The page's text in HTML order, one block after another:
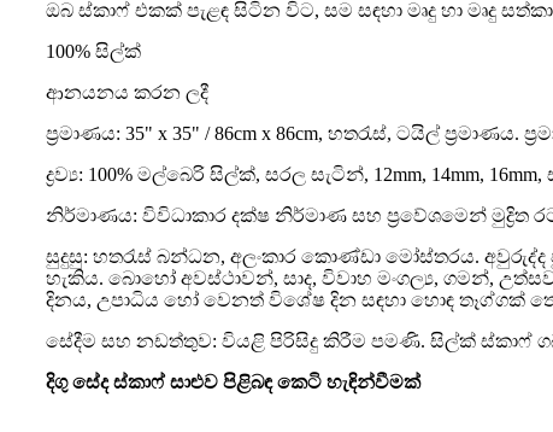
ඔබ ස්කාෆ් එකක් පැළඳ සිටින විට, සම සඳහා මෘදු හා මෘදු
100% සිල්ක්
ආනයනය කරන ලදී
ප්‍රමාණය: 35" x 35" / 86cm x 86cm, හතරැස්, ටයිල් ප්‍රමාණය.
ද්‍රව්‍ය: 100% මල්බෙරි සිල්ක්, සරල සැටින්, 12mm, 14mm,
නිර්මාණය: විවිධාකාර දක්ෂ නිර්මාණ සහ ප්‍රවේශමෙන් මුද්‍රිත
සුදුසු: හතරැස් බන්ධන, අලංකාර කොණ්ඩා මෝස්තරය.
හැකිය. බොහෝ අවස්ථාවන්, සාද, විවාහ මංගල්‍ය, ගමන්,
දිනය, උපාධිය හෝ වෙනත් විශේෂ දින සඳහා හොඳ තෑග්ගක්
සේදීම සහ නඩත්තුව: වියළි පිරිසිදු කිරීම පමණි. සිල්ක් ස්කාෆ්
දිගු සේද ස්කාෆ් සාළුව පිළිබඳ කෙටි හැඳින්වීමක්